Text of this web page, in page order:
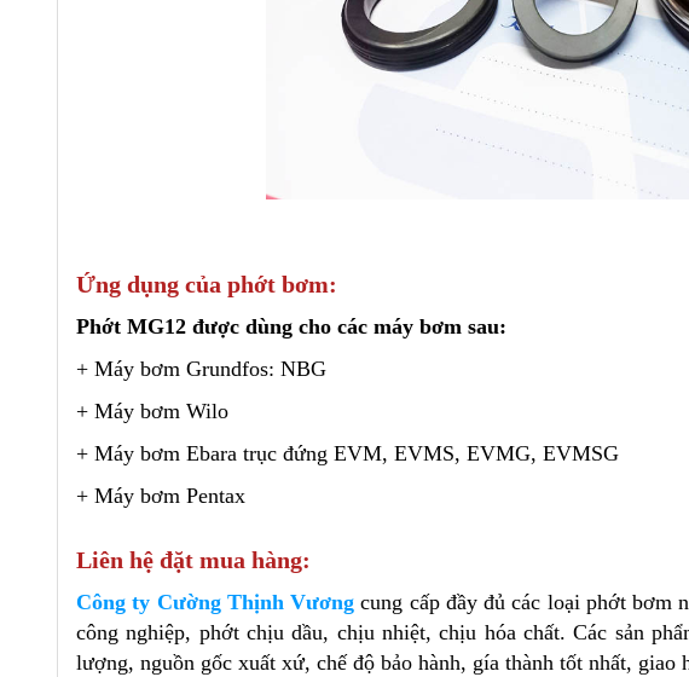
Ứng dụng của phớt bơm:
Phớt MG12 được dùng cho các máy bơm sau:
+ Máy bơm Grundfos: NBG
+ Máy bơm Wilo
+ Máy bơm Ebara trục đứng EVM, EVMS, EVMG, EVMSG
+ Máy bơm Pentax
Liên hệ đặt mua hàng:
Công ty Cường Thịnh Vương cung cấp đầy đủ các loại phớt bơm
công nghiệp, phớt chịu dầu, chịu nhiệt, chịu hóa chất. Các sản
lượng, nguồn gốc xuất xứ, chế độ bảo hành, gía thành tốt nhất, giao